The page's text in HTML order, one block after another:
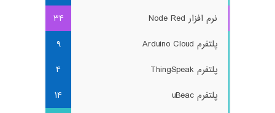
نرم افزار Node Red
34
پلتفرم Arduino Cloud
9
پلتفرم ThingSpeak
4
پلتفرم uBeac
14